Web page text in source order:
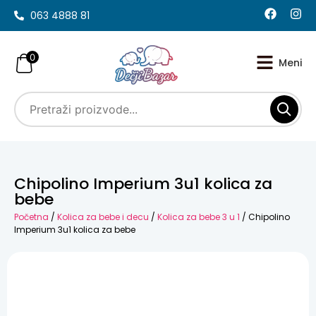
063 4888 81
0
Chipolino Imperium 3u1 kolica za
bebe
Početna / Kolica za bebe i decu / Kolica za bebe 3 u 1 / Chipolino
Imperium 3u1 kolica za bebe